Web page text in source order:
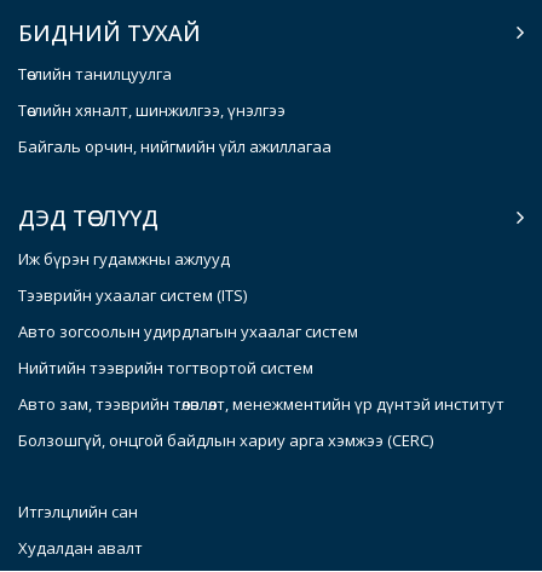
БИДНИЙ ТУХАЙ
Төслийн танилцуулга
Төслийн хяналт, шинжилгээ, үнэлгээ
Байгаль орчин, нийгмийн үйл ажиллагаа
ДЭД ТӨСЛҮҮД
Иж бүрэн гудамжны ажлууд
Тээврийн ухаалаг систем (ITS)
Авто зогсоолын удирдлагын ухаалаг систем
Нийтийн тээврийн тогтвортой систем
Авто зам, тээврийн төлөвлөлт, менежментийн үр дүнтэй институт
Болзошгүй, онцгой байдлын хариу арга хэмжээ (CERC)
Итгэлцлийн сан
Худалдан авалт